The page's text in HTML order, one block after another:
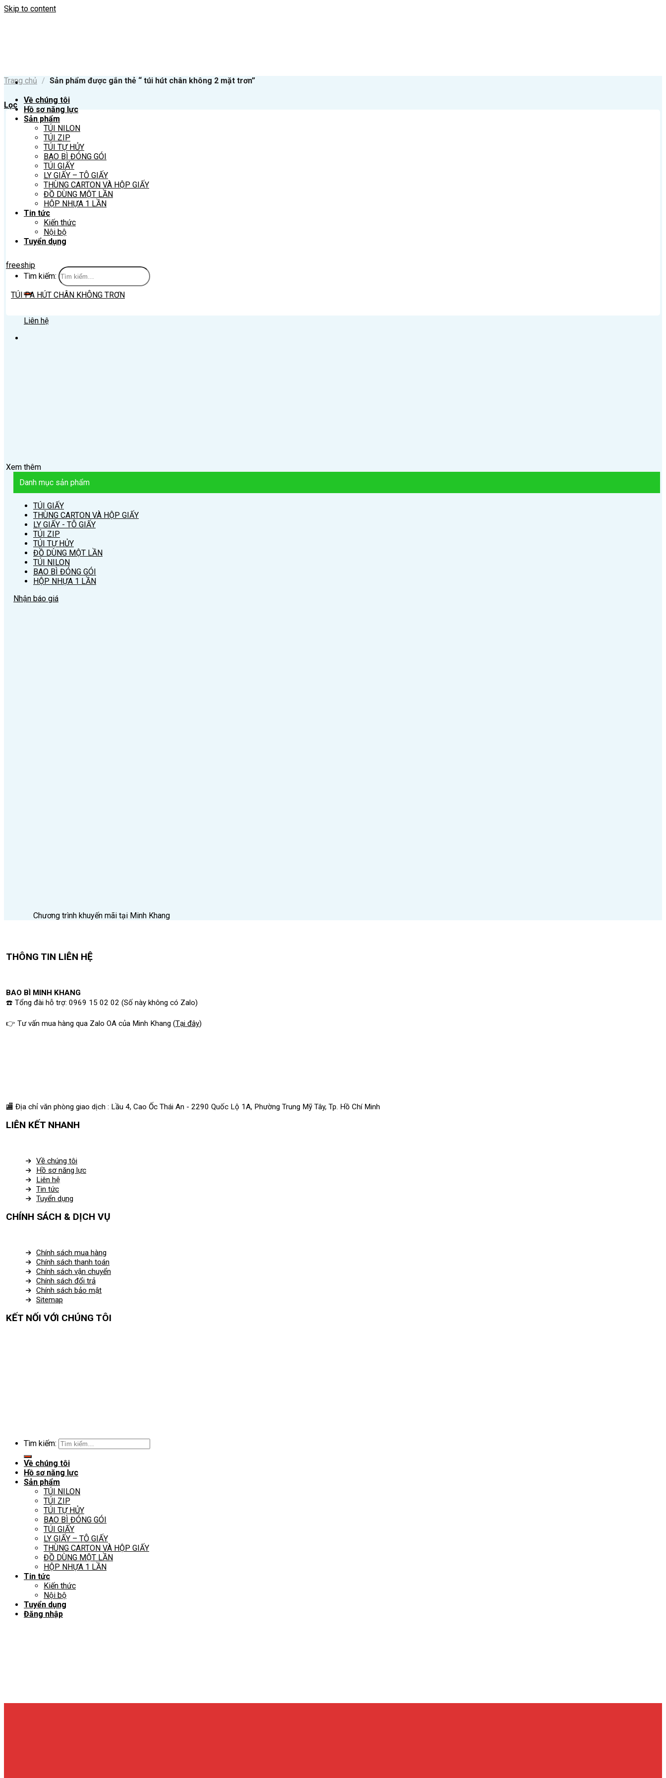
Skip to content
Về chúng tôi
Hồ sơ năng lực
Sản phẩm
TÚI NILON
TÚI ZIP
TÚI TỰ HỦY
BAO BÌ ĐÓNG GÓI
TÚI GIẤY
LY GIẤY – TÔ GIẤY
THÙNG CARTON VÀ HỘP GIẤY
ĐỒ DÙNG MỘT LẦN
HỘP NHỰA 1 LẦN
Tin tức
Kiến thức
Nội bộ
Tuyển dụng
Tìm kiếm:
Liên hệ
Trang chủ / Sản phẩm được gắn thẻ “ túi hút chân không 2 mặt trơn”
Lọc
freeship
TÚI PA HÚT CHÂN KHÔNG TRƠN
Xem thêm
Danh mục sản phẩm
TÚI GIẤY
THÙNG CARTON VÀ HỘP GIẤY
LY GIẤY - TÔ GIẤY
TÚI ZIP
TÚI TỰ HỦY
ĐỒ DÙNG MỘT LẦN
TÚI NILON
BAO BÌ ĐÓNG GÓI
HỘP NHỰA 1 LẦN
Nhận báo giá
Chương trình khuyến mãi tại Minh Khang
THÔNG TIN LIÊN HỆ
BAO BÌ MINH KHANG
☎️ Tổng đài hỗ trợ: 0969 15 02 02 (Số này không có Zalo)
👉 Tư vấn mua hàng qua Zalo OA của Minh Khang (Tại đây)
🏬 Địa chỉ văn phòng giao dịch : Lầu 4, Cao Ốc Thái An - 2290 Quốc Lộ 1A, Phường Trung Mỹ Tây, Tp. Hồ Chí Minh
LIÊN KẾT NHANH
Về chúng tôi
Hồ sơ năng lực
Liên hệ
Tin tức
Tuyển dụng
CHÍNH SÁCH & DỊCH VỤ
Chính sách mua hàng
Chính sách thanh toán
Chính sách vận chuyển
Chính sách đổi trả
Chính sách bảo mật
Sitemap
KẾT NỐI VỚI CHÚNG TÔI
Tìm kiếm:
Về chúng tôi
Hồ sơ năng lực
Sản phẩm
TÚI NILON
TÚI ZIP
TÚI TỰ HỦY
BAO BÌ ĐÓNG GÓI
TÚI GIẤY
LY GIẤY – TÔ GIẤY
THÙNG CARTON VÀ HỘP GIẤY
ĐỒ DÙNG MỘT LẦN
HỘP NHỰA 1 LẦN
Tin tức
Kiến thức
Nội bộ
Tuyển dụng
Đăng nhập